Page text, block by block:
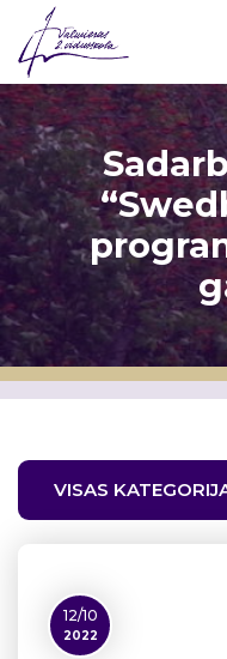
VISAS
12/10
2022